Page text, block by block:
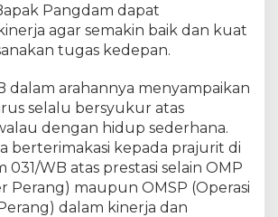
K
o
e
m
0
3
1
/
W
Pangdam dapat
agar semakin baik dan kuat
tugas kedepan.
dalam arahannya menyampaikan
selalu bersyukur atas
dengan hidup sederhana.
berterimakasi kepada prajurit di
031/WB atas prestasi selain OMP
Perang) maupun OMSP (Operasi
dalam kinerja dan